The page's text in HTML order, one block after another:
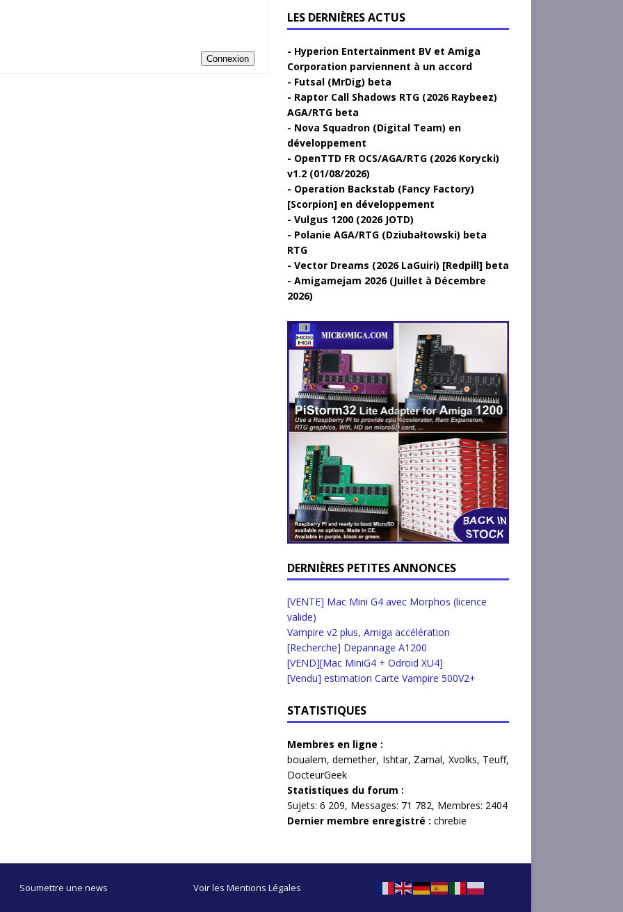
Connexion
LES DERNIÈRES ACTUS
Hyperion Entertainment BV et Amiga
Corporation parviennent à un accord
Futsal (MrDig) beta
Raptor Call Shadows RTG (2026 Raybeez)
AGA/RTG beta
Nova Squadron (Digital Team) en
développement
OpenTTD FR OCS/AGA/RTG (2026 Korycki)
v1.2 (01/08/2026)
Operation Backstab (Fancy Factory)
[Scorpion] en développement
Vulgus 1200 (2026 JOTD)
Polanie AGA/RTG (Dziubałtowski) beta
RTG
Vector Dreams (2026 LaGuiri) [Redpill] beta
Amigamejam 2026 (Juillet à Décembre
2026)
DERNIÈRES PETITES ANNONCES
[VENTE] Mac Mini G4 avec Morphos (licence
valide)
Vampire v2 plus, Amiga accélération
[Recherche] Depannage A1200
[VEND][Mac MiniG4 + Odroid XU4]
[Vendu] estimation Carte Vampire 500V2+
STATISTIQUES
Membres en ligne :
boualem,demether, Ishtar, Zarnal, Xvolks, Teuff,
DocteurGeek
Statistiques du forum :
Sujets: 6 209, Messages: 71 782, Membres: 2404
Dernier membre enregistré : chrebie
Soumettre une news Voir les Mentions Légales